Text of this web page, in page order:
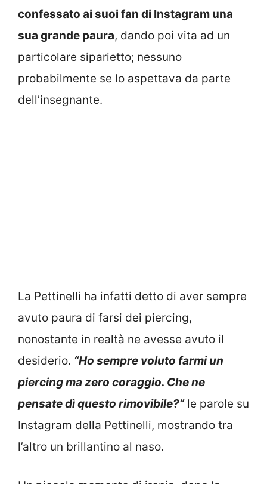
confessato ai suoi fan di Instagram una
sua grande paura, dando poi vita ad un
particolare siparietto; nessuno
probabilmente se lo aspettava da parte
dell’insegnante.
La Pettinelli ha infatti detto di aver sempre
avuto paura di farsi dei piercing,
nonostante in realtà ne avesse avuto il
desiderio. “Ho sempre voluto farmi un
piercing ma zero coraggio. Che ne
pensate dì questo rimovibile?”le parole su
Instagram della Pettinelli, mostrando tra
l’altro un brillantino al naso.